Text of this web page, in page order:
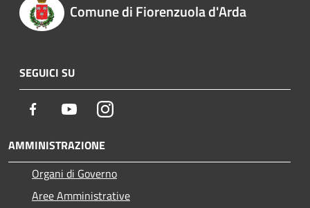
Comune di Fiorenzuola d'Arda
SEGUICI SU
Facebook YoutubeInstagram
AMMINISTRAZIONE
Organi di Governo
Aree Amministrative